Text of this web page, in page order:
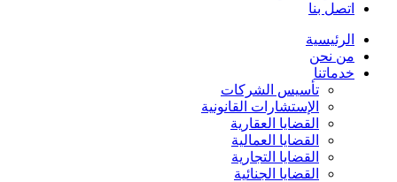
اتصل بنا
الرئيسية
من نحن
خدماتنا
تأسيس الشركات
الإستشارات القانونية
القضايا العقارية
القضايا العمالية
القضايا التجارية
القضايا الجنائية